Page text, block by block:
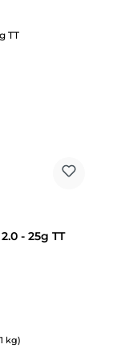
- 25g TT
kg)